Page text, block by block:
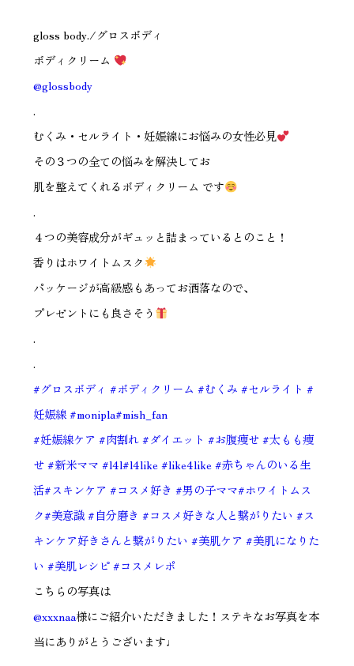
gloss body./グロスボディ
ボディクリーム
@glossbody
.
むくみ・セルライト・妊娠線にお悩みの女性必見
その３つの全ての悩みを解決してお
肌を整えてくれるボディクリーム です
.
４つの美容成分がギュッと詰まっているとのこと！
香りはホワイトムスク
パッケージが高級感もあってお洒落なので、
プレゼントにも良さそう
.
.
#グロスボディ #ボディクリーム #むくみ #セルライト #
妊娠線 #monipla#mish_fan
#妊娠線ケア #肉割れ #ダイエット #お腹痩せ #太もも痩
せ #新米ママ #l4l#l4like #like4like #赤ちゃんのいる生
活#スキンケア #コスメ好き #男の子ママ#ホワイトムス
ク#美意識 #自分磨き #コスメ好きな人と繋がりたい #ス
キンケア好きさんと繋がりたい #美肌ケア #美肌になりた
い #美肌レシピ #コスメレポ
こちらの写真は
@xxxnaa様にご紹介いただきました！ステキなお写真を本
当にありがとうございます♩